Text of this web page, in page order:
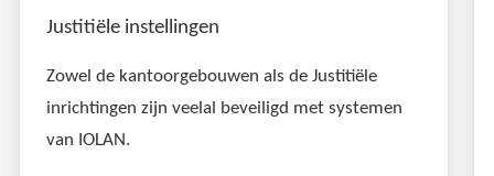
Justitiële instellingen
Zowel de kantoorgebouwen als de Justitiële
inrichtingen zijn veelal beveiligd met systemen
van IOLAN.